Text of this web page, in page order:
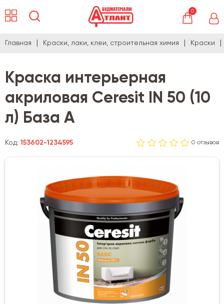
0
Главная Краски, лаки, клеи, строительная химия Краски
Краска интерьерная
акриловая Ceresit IN 50 (10
л) База А
Код:153602-1234595 0 отзывов